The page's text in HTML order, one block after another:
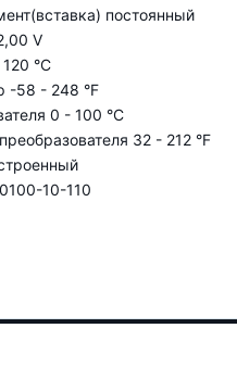
постоянный
V
°C
-58 - 248 °F
0 - 100 °C
32 - 212 °F
10-110